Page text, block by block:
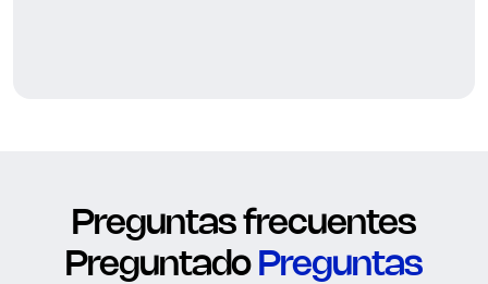
Preguntas frecuentes
Preguntado Preguntas